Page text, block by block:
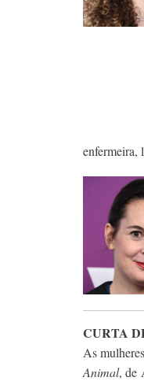
enfermeira,
CURTA
As
Animal, de